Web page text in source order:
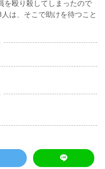
を殴り殺してしまったので
は、そこで助けを待つこと